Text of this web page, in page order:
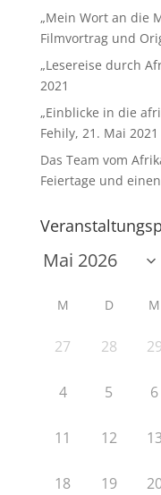
„Mein Wort an die
Filmvortrag und
„Lesereise durch
2021
„Einblicke in die
Fehily, 21. Mai 2021
Das Team vom
Feiertage und
M D M
27 28 29
4 5 6
11 12 13
18 19